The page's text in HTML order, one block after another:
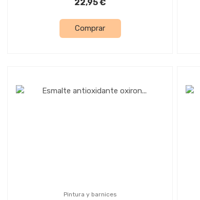
22,95 €
Comprar
Pintura y barnices